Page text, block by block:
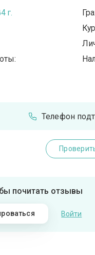
г.
Телефон
почитать отзывы
Войти